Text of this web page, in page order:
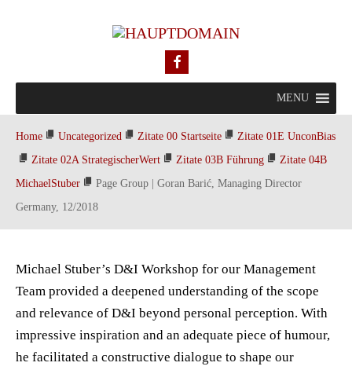
MENU
Home Uncategorized Zitate 00 Startseite
Zitate 01E UnconBias
Zitate 02A StrategischerWert
Zitate 03B Führung
Zitate 04B
MichaelStuber
Page Group | Goran Barić, Managing Director
Germany, 12/2018
Michael Stuber’s D&I Workshop for our Management
Team provided a deepened understanding of the scope
and relevance of D&I beyond personal perception. With
impressive inspiration and an adequate piece of humour,
he facilitated a constructive dialogue to shape our